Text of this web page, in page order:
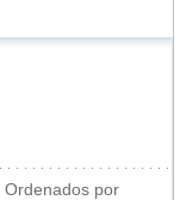
Ordenados por